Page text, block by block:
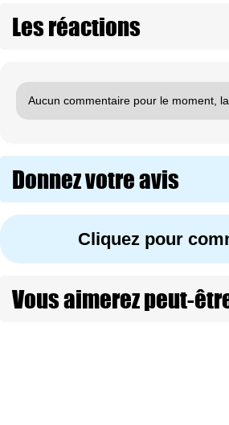
Les réactions
Aucun commentaire pour le moment,
Donnez votre avis
Cliquez pour
Vous aimerez peut-